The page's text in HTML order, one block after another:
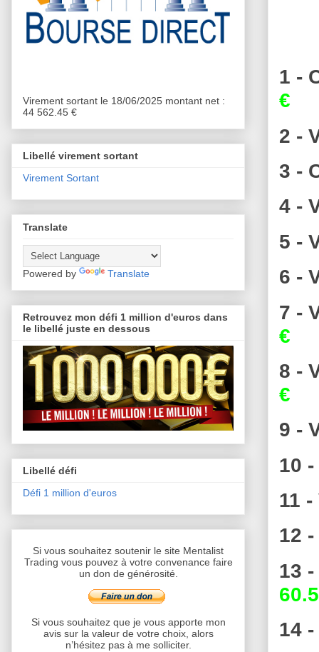
1 -
€
2 -
3 -
4 -
5 -
6 -
7 -
€
8 -
€
9 -
10
11
12
13
14
Virement sortant le 18/06/2025 montant net :
44 562.45 €
Libellé virement sortant
Virement Sortant
Translate
Powered by Translate
Retrouvez mon défi 1 million d'euros dans
le libellé juste en dessous
Libellé défi
Défi 1 million d'euros
Si vous souhaitez soutenir le site Mentalist
Trading vous pouvez à votre convenance faire
un don de générosité.
Si vous souhaitez que je vous apporte mon
avis sur la valeur de votre choix, alors
n’hésitez pas à me solliciter.